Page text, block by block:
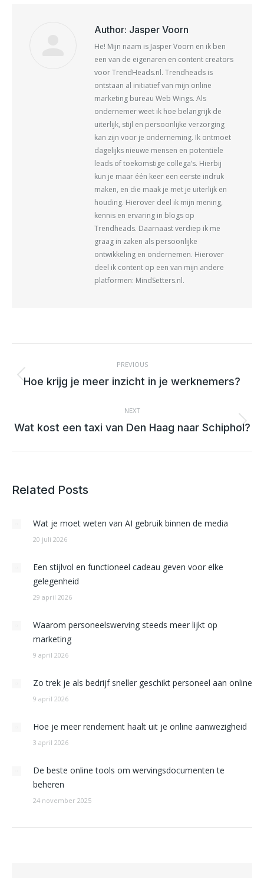
Author: Jasper Voorn
He! Mijn naam is Jasper Voorn en ik ben
een van de eigenaren en content creators
voor TrendHeads.nl. Trendheads is
ontstaan al initiatief van mijn online
marketing bureau Web Wings. Als
ondernemer weet ik hoe belangrijk de
uiterlijk, stijl en persoonlijke verzorging
kan zijn voor je onderneming. Ik ontmoet
dagelijks nieuwe mensen en potentiële
leads of toekomstige collega’s. Hierbij
kun je maar één keer een eerste indruk
maken, en die maak je met je uiterlijk en
houding. Hierover deel ik mijn mening,
kennis en ervaring in blogs op
Trendheads. Daarnaast verdiep ik me
graag in zaken als persoonlijke
ontwikkeling en ondernemen. Hierover
deel ik content op een van mijn andere
platformen: MindSetters.nl.
NAVIGATION
PREVIOUS
Previous
Hoe krijg je meer inzicht in je werknemers?
NEXT
Next
Wat kost een taxi van Den Haag naar Schiphol?
Related Posts
Wat je moet weten van AI gebruik binnen de media
20 juli 2026
Een stijlvol en functioneel cadeau geven voor elke
gelegenheid
29 april 2026
Waarom personeelswerving steeds meer lijkt op
marketing
9 april 2026
Zo trek je als bedrijf sneller geschikt personeel aan online
9 april 2026
Hoe je meer rendement haalt uit je online aanwezigheid
3 april 2026
De beste online tools om wervingsdocumenten te
beheren
24 november 2025